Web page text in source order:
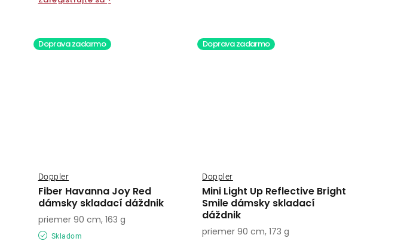
Doprava zadarmo
Fiber Havanna Joy Red
dámsky skladací dáždnik
Doppler
Skladom
priemer 90 cm, 163 g
Doprava zadarmo
Mini Light Up Reflective Bright
Smile dámsky skladací
dáždnik
Doppler
priemer 90 cm, 173 g